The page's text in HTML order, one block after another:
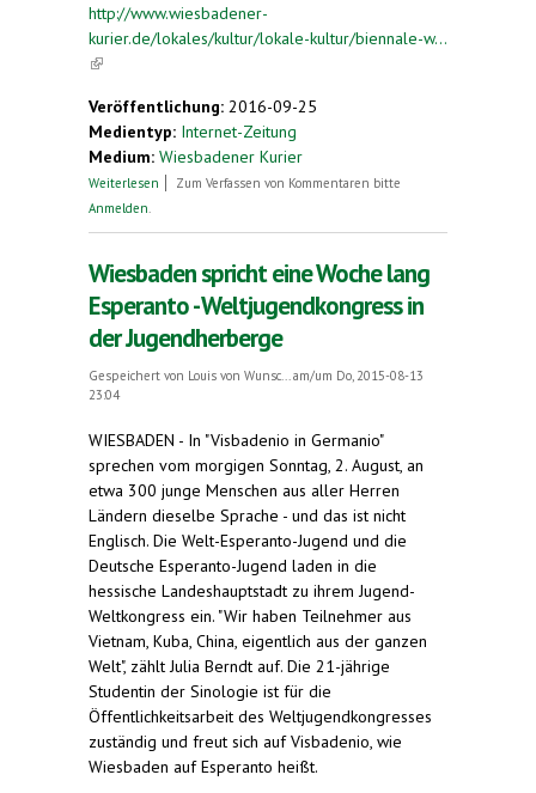
http://www.wiesbadener-
kurier.de/lokales/kultur/lokale-kultur/biennale-w...
(link is external)
Veröffentlichung: 2016-09-25
Medientyp: Internet-Zeitung
Medium: Wiesbadener Kurier
Weiterlesen über Biennale Wiesbaden: Thomas Bellinck und
Zum Verfassen von Kommentaren bitte
Anmelden
Wiesbaden spricht eine Woche lang
Esperanto - Weltjugendkongress in
der Jugendherberge
Gespeichert von Louis von Wunsc...
am/um Do, 2015-08-13
23:04
WIESBADEN - In "Visbadenio in Germanio"
sprechen vom morgigen Sonntag, 2. August, an
etwa 300 junge Menschen aus aller Herren
Ländern dieselbe Sprache - und das ist nicht
Englisch. Die Welt-Esperanto-Jugend und die
Deutsche Esperanto-Jugend laden in die
hessische Landeshauptstadt zu ihrem Jugend-
Weltkongress ein. "Wir haben Teilnehmer aus
Vietnam, Kuba, China, eigentlich aus der ganzen
Welt", zählt Julia Berndt auf. Die 21-jährige
Studentin der Sinologie ist für die
Öffentlichkeitsarbeit des Weltjugendkongresses
zuständig und freut sich auf Visbadenio, wie
Wiesbaden auf Esperanto heißt.